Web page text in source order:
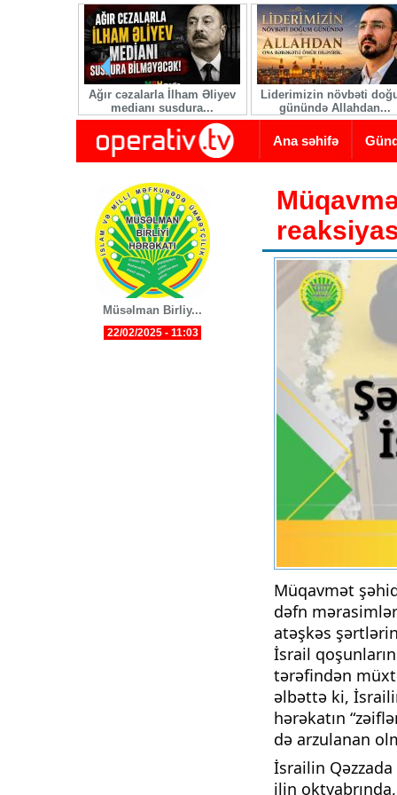
Skip to main content
Ağır cəzalarla İlham Əliyev
medianı susdura...
Liderimizin növbəti
günündə Allahdan...
Ana səhifə
Müsəlman Birliy...
22/02/2025 - 11:03
Müqavmət
dəfn
atəşkəs
İsrail
tərəfindən
əlbəttə ki,
hərəkatın
də arzulanan
İsrailin
ilin